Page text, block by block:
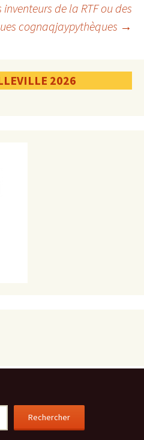
inventeurs de la RTF ou des
cognaqjaypythèques →
2026
Rechercher